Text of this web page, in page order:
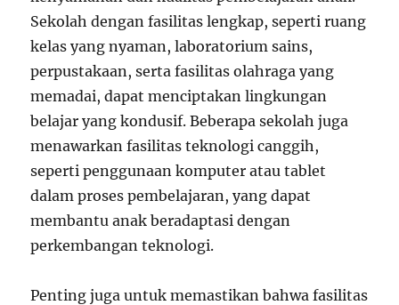
Sekolah dengan fasilitas lengkap, seperti ruang
kelas yang nyaman, laboratorium sains,
perpustakaan, serta fasilitas olahraga yang
memadai, dapat menciptakan lingkungan
belajar yang kondusif. Beberapa sekolah juga
menawarkan fasilitas teknologi canggih,
seperti penggunaan komputer atau tablet
dalam proses pembelajaran, yang dapat
membantu anak beradaptasi dengan
perkembangan teknologi.
Penting juga untuk memastikan bahwa fasilitas